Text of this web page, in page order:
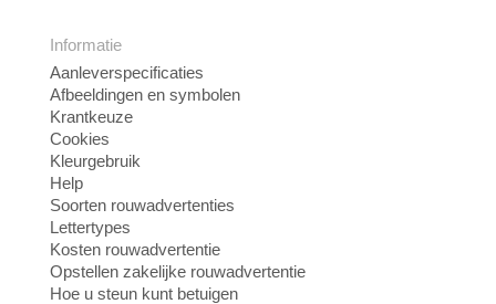
Informatie
Aanleverspecificaties
Afbeeldingen en symbolen
Krantkeuze
Cookies
Kleurgebruik
Help
Soorten rouwadvertenties
Lettertypes
Kosten rouwadvertentie
Opstellen zakelijke rouwadvertentie
Hoe u steun kunt betuigen